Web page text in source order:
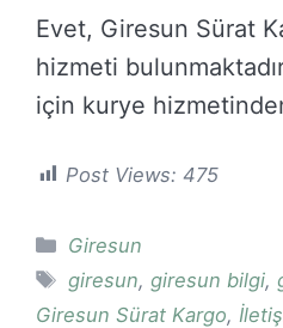
Evet, Giresun Sürat
hizmeti
için kurye
Post Views: 475
Kategoriler
Giresun
Etiketler
giresun, giresun bilgi,
Giresun Sürat Kargo,